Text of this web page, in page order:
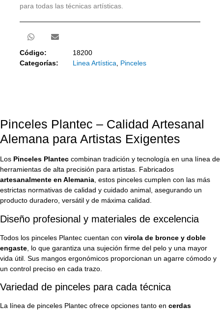
para todas las técnicas artísticas.
Código:
18200
Categorías:
Linea Artística Pinceles
Pinceles Plantec – Calidad Artesanal
Alemana para Artistas Exigentes
Los Pinceles Plantec combinan tradición y tecnología en una línea de
herramientas de alta precisión para artistas. Fabricados
artesanalmente en Alemania , estos pinceles cumplen con las más
estrictas normativas de calidad y cuidado animal, asegurando un
producto duradero, versátil y de máxima calidad.
Diseño profesional y materiales de excelencia
Todos los pinceles Plantec cuentan con virola de bronce y doble
engaste , lo que garantiza una sujeción firme del pelo y una mayor
vida útil. Sus mangos ergonómicos proporcionan un agarre cómodo y
un control preciso en cada trazo.
Variedad de pinceles para cada técnica
La línea de pinceles Plantec ofrece opciones tanto en cerdas